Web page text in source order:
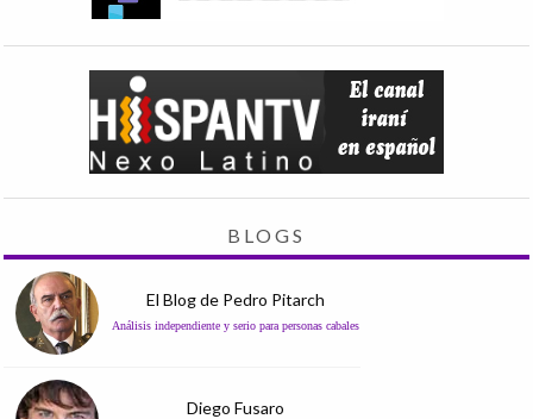
BLOGS
El Blog de Pedro Pitarch
Análisis independiente y serio para personas cabales
Diego Fusaro